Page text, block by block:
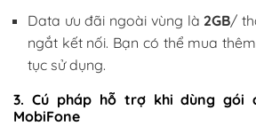
Data ưu đãi ngoài vùng là 2GB/
ngắt kết nối. Bạn có thể mua
tục sử dụng.
3. Cú pháp hỗ trợ khi dùng gói
MobiFone